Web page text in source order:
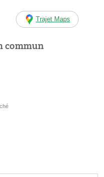
Trajet Maps
commun